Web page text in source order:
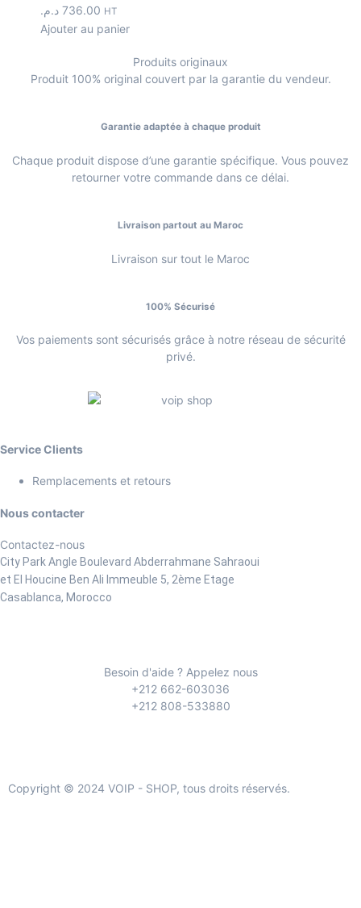
736.00 د.م. HT
Ajouter au panier
Produits originaux
Produit 100% original couvert par la garantie du vendeur.
Garantie adaptée à chaque produit
Chaque produit dispose d’une garantie spécifique. Vous pouvez
retourner votre commande dans ce délai.
Livraison partout au Maroc
Livraison sur tout le Maroc
100% Sécurisé
Vos paiements sont sécurisés grâce à notre réseau de sécurité
privé.
Service Clients
Remplacements et retours
Nous contacter
Contactez-nous
City Park Angle Boulevard Abderrahmane Sahraoui
et El Houcine Ben Ali Immeuble 5, 2ème Etage
Casablanca, Morocco
Besoin d'aide ? Appelez nous
+212 662-603036
+212 808-533880
Copyright © 2024 VOIP - SHOP, tous droits réservés.